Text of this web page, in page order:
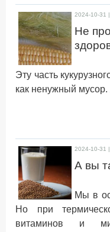
2024-10-31 |
Не
Эту часть
как ненужный мусор.
2024-10-31 |
А вы
Мы в
Но при
витаминов и